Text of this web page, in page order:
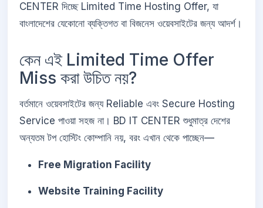
CENTER দিচ্ছে Limited Time Hosting Offer, যা
বাংলাদেশের যেকোনো ব্যক্তিগত বা বিজনেস ওয়েবসাইটের জন্য আদর্শ।
কেন এই Limited Time Offer
Miss করা উচিত নয়?
বর্তমানে ওয়েবসাইটের জন্য Reliable এবং Secure Hosting
Service পাওয়া সহজ না। BD IT CENTER শুধুমাত্র দেশের
অন্যতম টপ হোস্টিং কোম্পানি নয়, বরং এখান থেকে পাচ্ছেন—
Free Migration Facility
Website Training Facility